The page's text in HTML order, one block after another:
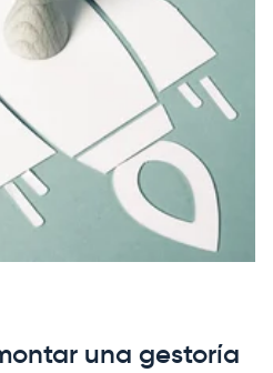
una gestoría